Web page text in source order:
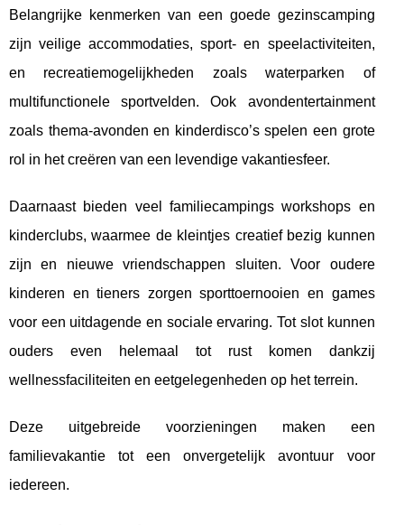
Belangrijke kenmerken van een goede gezinscamping
zijn veilige accommodaties, sport- en speelactiviteiten,
en recreatiemogelijkheden zoals waterparken of
multifunctionele sportvelden. Ook avondentertainment
zoals thema-avonden en kinderdisco’s spelen een grote
rol in het creëren van een levendige vakantiesfeer.
Daarnaast bieden veel familiecampings workshops en
kinderclubs, waarmee de kleintjes creatief bezig kunnen
zijn en nieuwe vriendschappen sluiten. Voor oudere
kinderen en tieners zorgen sporttoernooien en games
voor een uitdagende en sociale ervaring. Tot slot kunnen
ouders even helemaal tot rust komen dankzij
wellnessfaciliteiten en eetgelegenheden op het terrein.
Deze uitgebreide voorzieningen maken een
familievakantie tot een onvergetelijk avontuur voor
iedereen.